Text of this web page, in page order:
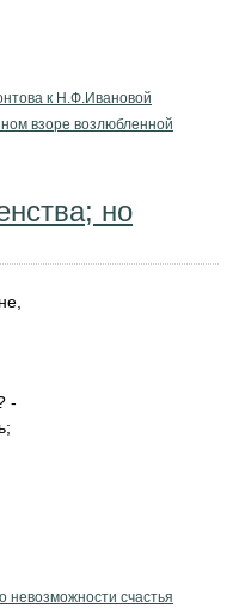
к Н.Ф.Ивановой
взоре возлюбленной
но
-
невозможности счастья